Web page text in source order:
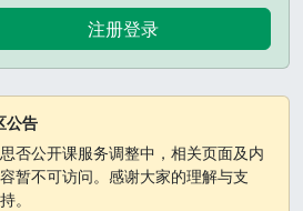
注册登录
公告
思否公开课服务调整中，相关页面及内
容暂不可访问。感谢大家的理解与支
持。